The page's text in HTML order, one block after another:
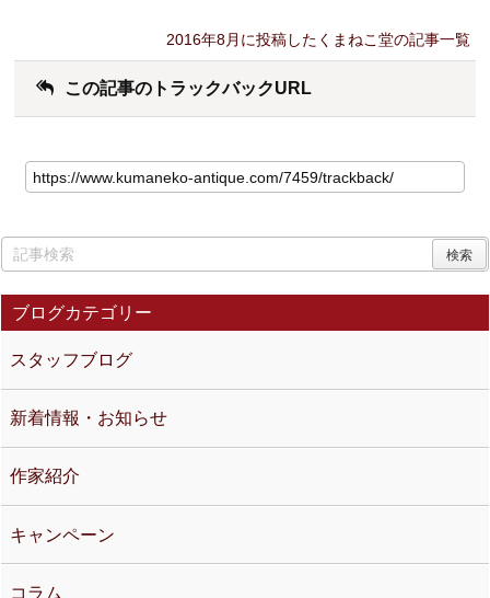
2016年8月に投稿したくまねこ堂の記事一覧
この記事のトラックバックURL
ブログカテゴリー
スタッフブログ
新着情報・お知らせ
作家紹介
キャンペーン
コラム